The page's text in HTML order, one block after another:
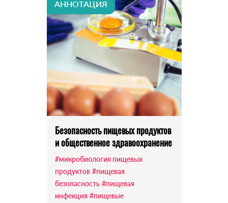
АННОТАЦИЯ
Безопасность пищевых продуктов
и общественное здравоохранение
#микробиология пищевых
продуктов #пищевая
безопасность #пищевая
инфекция #пищевые